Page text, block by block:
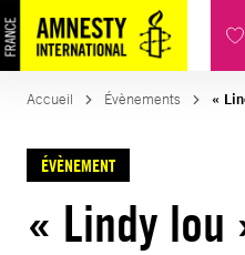
Accueil Évènements «
ÉVÈNEMENT
« Lindy lou